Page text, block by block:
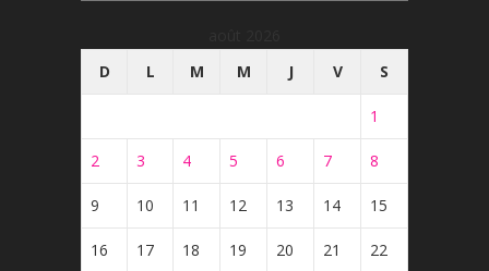
D
L M M J V S
1
2 3 4 5 6 7 8
9 10 11 12 13 14 15
16 17 18 19 20 21 22